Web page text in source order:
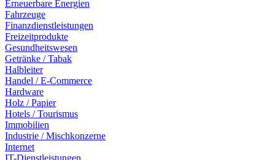
Erneuerbare Energien
Fahrzeuge
Finanzdienstleistungen
Freizeitprodukte
Gesundheitswesen
Getränke / Tabak
Halbleiter
Handel / E-Commerce
Hardware
Holz / Papier
Hotels / Tourismus
Immobilien
Industrie / Mischkonzerne
Internet
IT-Dienstleistungen